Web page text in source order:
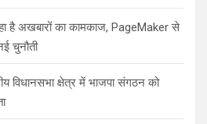
है अखबारों का कामकाज, PageMaker से
चुनौती
विधानसभा क्षेत्र में भाजपा संगठन को